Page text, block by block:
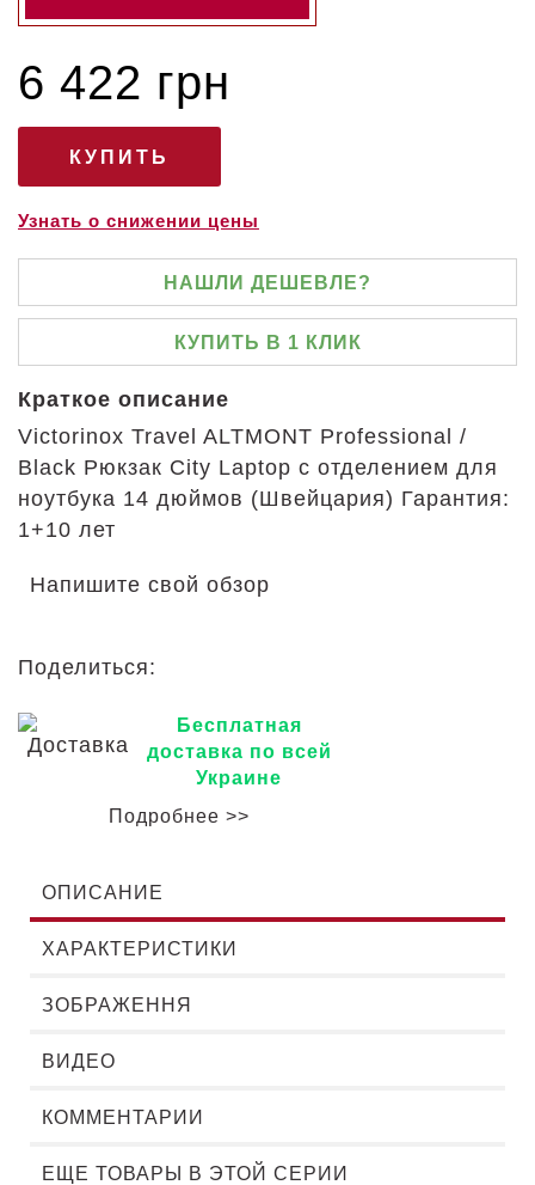
6 422 грн
Узнать о снижении цены
НАШЛИ ДЕШЕВЛЕ?
КУПИТЬ В 1 КЛИК
Краткое описание
Victorinox Travel ALTMONT Professional /
Black Рюкзак City Laptop с отделением для
ноутбука 14 дюймов (Швейцария) Гарантия:
1+10 лет
Напишите свой обзор
Поделиться:
Бесплатная
доставка по всей
Украине
Подробнее >>
ОПИСАНИЕ
ХАРАКТЕРИСТИКИ
ЗОБРАЖЕННЯ
ВИДЕО
КОММЕНТАРИИ
ЕЩЕ ТОВАРЫ В ЭТОЙ СЕРИИ